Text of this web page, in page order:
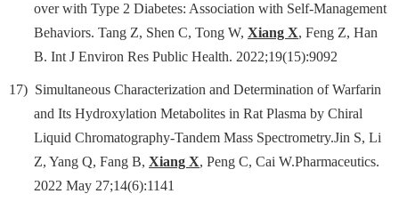
over with Type 2 Diabetes: Association with Self-Management
Behaviors. Tang Z, Shen C, Tong W, Xiang X, Feng Z, Han
B. Int J Environ Res Public Health. 2022;19(15):9092
17) Simultaneous Characterization and Determination of Warfarin
and Its Hydroxylation Metabolites in Rat Plasma by Chiral
Liquid Chromatography-Tandem Mass Spectrometry.Jin S, Li
Z, Yang Q, Fang B, Xiang X, Peng C, Cai W.Pharmaceutics.
2022 May 27;14(6):1141